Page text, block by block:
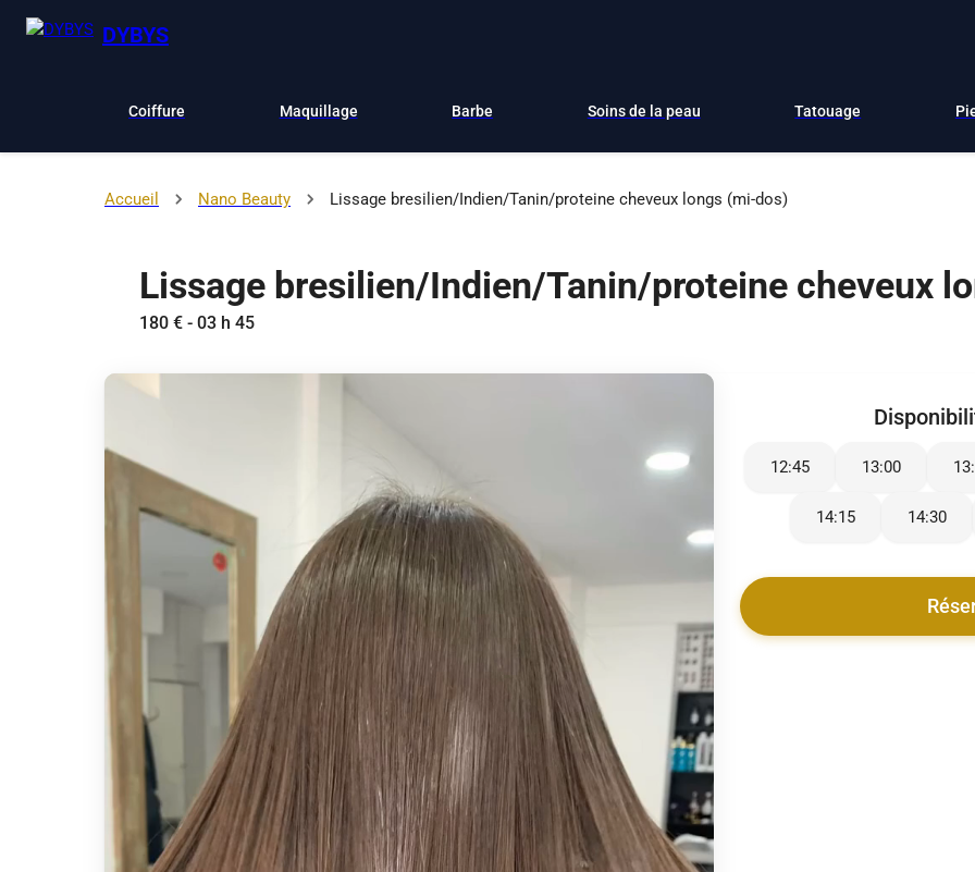
DYBYS
Coiffure Maquillage Barbe Soins de la peau Tatouage
Accueil Nano Beauty Lissage bresilien/Indien/Tanin/proteine cheveux longs (mi-dos)
Lissage bresilien/Indien/Tanin/proteine cheveux
180 € - 03 h 45
12:45 13:00
14:15 14:30